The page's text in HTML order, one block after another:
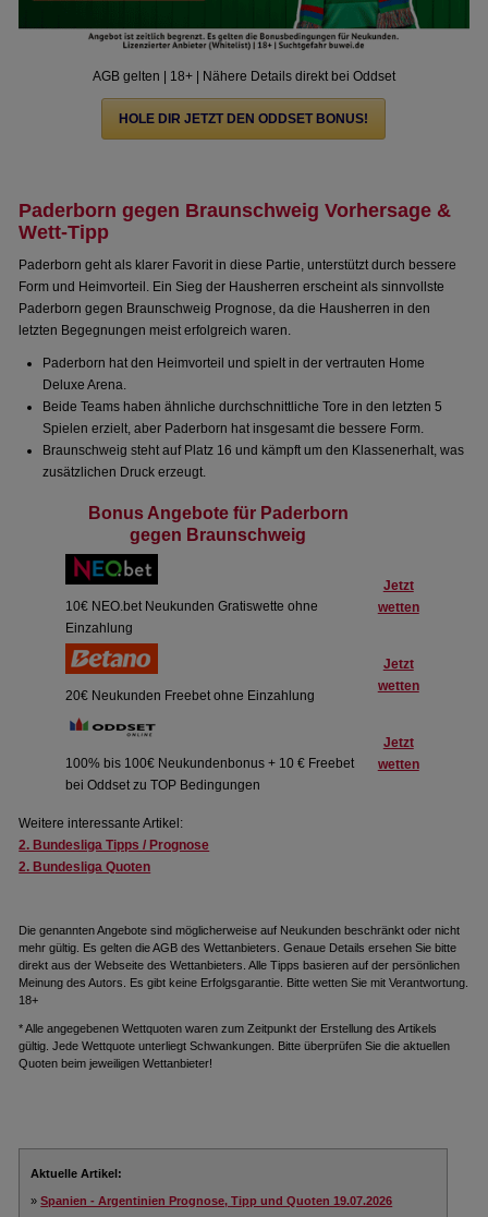
AGB gelten | 18+ | Nähere Details direkt bei Oddset
HOLE DIR JETZT DEN ODDSET BONUS!
Paderborn gegen Braunschweig Vorhersage &
Wett-Tipp
Paderborn geht als klarer Favorit in diese Partie, unterstützt durch bessere
Form und Heimvorteil. Ein Sieg der Hausherren erscheint als sinnvollste
Paderborn gegen Braunschweig Prognose, da die Hausherren in den
letzten Begegnungen meist erfolgreich waren.
Paderborn hat den Heimvorteil und spielt in der vertrauten Home
Deluxe Arena.
Beide Teams haben ähnliche durchschnittliche Tore in den letzten 5
Spielen erzielt, aber Paderborn hat insgesamt die bessere Form.
Braunschweig steht auf Platz 16 und kämpft um den Klassenerhalt, was
zusätzlichen Druck erzeugt.
Bonus Angebote für Paderborn
gegen Braunschweig
10€ NEO.bet Neukunden Gratiswette ohne
Einzahlung
Jetzt
wetten
20€ Neukunden Freebet ohne Einzahlung
Jetzt
wetten
100% bis 100€ Neukundenbonus + 10 € Freebet
bei Oddset zu TOP Bedingungen
Jetzt
wetten
Weitere interessante Artikel:
2. Bundesliga Tipps / Prognose
2. Bundesliga Quoten
Die genannten Angebote sind möglicherweise auf Neukunden beschränkt oder nicht
mehr gültig. Es gelten die AGB des Wettanbieters. Genaue Details ersehen Sie bitte
direkt aus der Webseite des Wettanbieters. Alle Tipps basieren auf der persönlichen
Meinung des Autors. Es gibt keine Erfolgsgarantie. Bitte wetten Sie mit Verantwortung.
18+
* Alle angegebenen Wettquoten waren zum Zeitpunkt der Erstellung des Artikels
gültig. Jede Wettquote unterliegt Schwankungen. Bitte überprüfen Sie die aktuellen
Quoten beim jeweiligen Wettanbieter!
Aktuelle Artikel:
»Spanien - Argentinien Prognose, Tipp und Quoten 19.07.2026